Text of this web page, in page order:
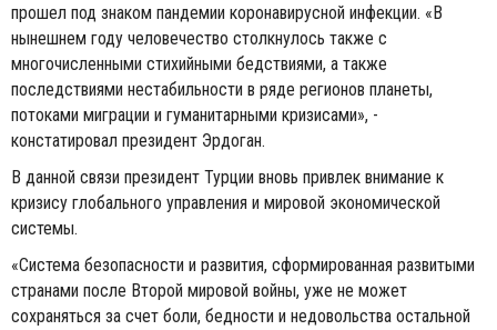
прошел под знаком пандемии коронавирусной инфекции. «В
нынешнем году человечество столкнулось также с
многочисленными стихийными бедствиями, а также
последствиями нестабильности в ряде регионов планеты,
потоками миграции и гуманитарными кризисами», -
констатировал президент Эрдоган.
В данной связи президент Турции вновь привлек внимание к
кризису глобального управления и мировой экономической
системы.
«Система безопасности и развития, сформированная развитыми
странами после Второй мировой войны, уже не может
сохраняться за счет боли, бедности и недовольства остальной